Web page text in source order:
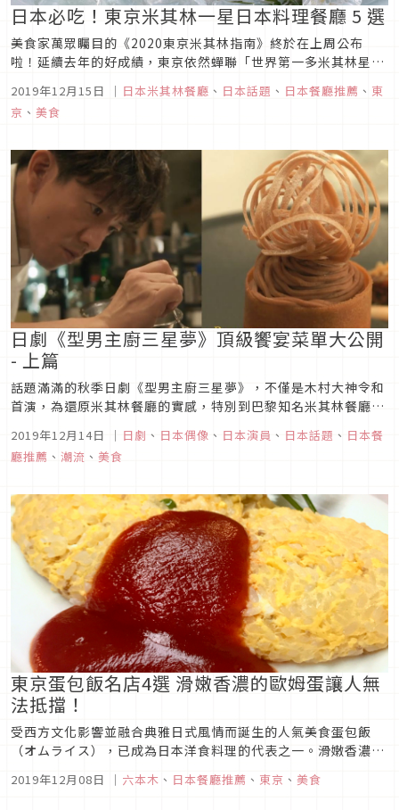
日本必吃！東京米其林一星日本料理餐廳 5 選
美食家萬眾矚目的《2020東京米其林指南》終於在上周公布
啦！延續去年的好成績，東京依然蟬聯「世界第一多米其林星級
發源地的首都，東京的日本料理餐廳多如牛毛，想在這麼高競爭
的環境下獲得星級餐廳的殊榮真的是非常不容易。今年度獲得一
2019年12月15日 ｜ 日本米其林餐廳 、 日本話題 、 日本餐廳推薦 、 東
京 、 美食
日劇《型男主廚三星夢》頂級饗宴菜單大公開
- 上篇
話題滿滿的秋季日劇《型男主廚三星夢》，不僅是木村大神令和
首演，為還原米其林餐廳的實感，特別到巴黎知名米其林餐廳取
「Quintessence」主廚岸田周三，以及開幕僅一年就摘下今年
二星殊榮的「IUNA」主廚Thomas Frebe兩大夢幻組合聯...
2019年12月14日 ｜ 日劇 、 日本偶像 、 日本演員 、 日本話題 、 日本餐
廳推薦 、 潮流 、 美食
東京蛋包飯名店4選 滑嫩香濃的歐姆蛋讓人無
法抵擋！
受西方文化影響並融合典雅日式風情而誕生的人氣美食蛋包飯
（オムライス），已成為日本洋食料理的代表之一。滑嫩香濃的
食，究竟隱藏著哪些令人無法抗拒的魅力呢？趕快來看看以下東
2019年12月08日 ｜ 六本木 、 日本餐廳推薦 、 東京 、 美食